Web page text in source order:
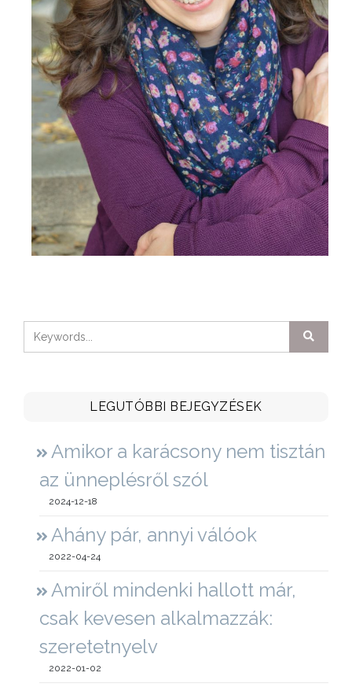
LEGUTÓBBI BEJEGYZÉSEK
Amikor a karácsony nem tisztán
az ünneplésről szól
2024-12-18
Ahány pár, annyi válóok
2022-04-24
Amiről mindenki hallott már,
csak kevesen alkalmazzák:
szeretetnyelv
2022-01-02